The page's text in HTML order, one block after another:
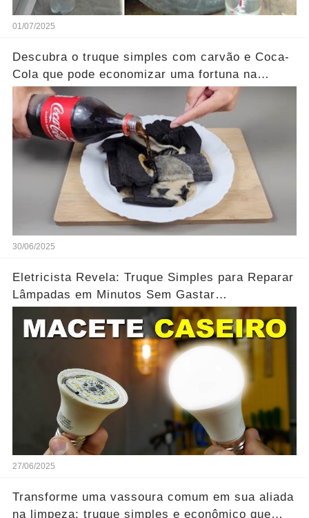
01/07/2025
Descubra o truque simples com carvão e Coca-
Cola que pode economizar uma fortuna na
limpeza doméstica...Ver mais
30/06/2025
Eletricista Revela: Truque Simples para Reparar
Lâmpadas em Minutos Sem Gastar
27/06/2025
Transforme uma vassoura comum em sua aliada
na limpeza: truque simples e econômico que